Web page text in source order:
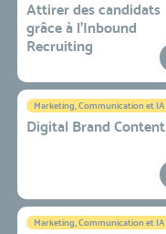
Attirer des candidats
grâce à l’Inbound
Recruiting
Marketing, Communication et IA
Digital Brand Content
Marketing, Communication et IA